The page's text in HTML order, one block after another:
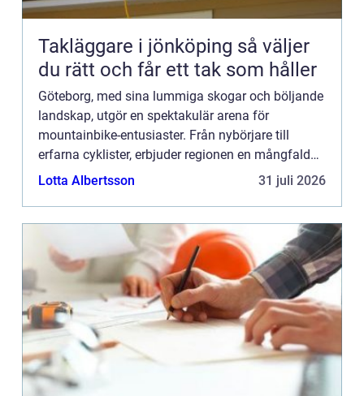
Takläggare i jönköping så väljer
du rätt och får ett tak som håller
Göteborg, med sina lummiga skogar och böljande
landskap, utgör en spektakulär arena för
mountainbike-entusiaster. Från nybörjare till
erfarna cyklister, erbjuder regionen en mångfald
av stigar och leder som l...
Lotta Albertsson 31 juli 2026